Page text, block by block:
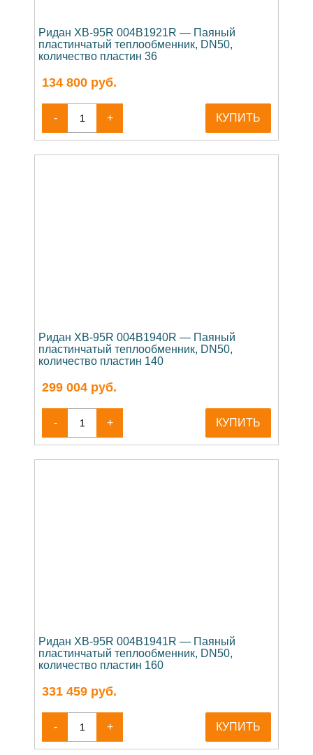
Ридан XB-95R 004B1921R — Паяный
пластинчатый теплообменник, DN50,
количество пластин 36
134 800 руб.
- + КУПИТЬ
Ридан XB-95R 004B1940R — Паяный
пластинчатый теплообменник, DN50,
количество пластин 140
299 004 руб.
- + КУПИТЬ
Ридан XB-95R 004B1941R — Паяный
пластинчатый теплообменник, DN50,
количество пластин 160
331 459 руб.
- + КУПИТЬ